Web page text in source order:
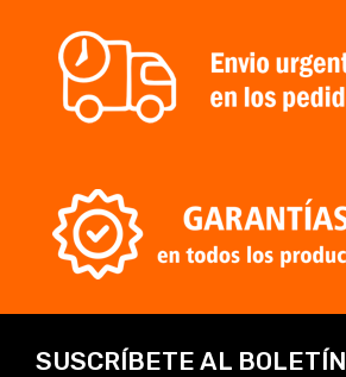
SUSCRÍBETE AL BOLETÍN